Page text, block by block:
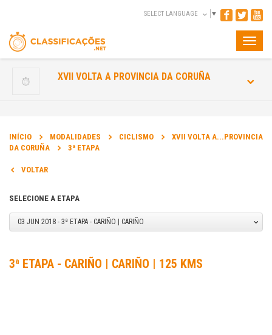
Toggle
SELECT LANGUAGE ▼
XVII VOLTA A PROVINCIA DA CORUÑA
INÍCIO MODALIDADES CICLISMO
XVII VOLTA A...PROVINCIA
DA CORUÑA
3ª ETAPA
VOLTAR
SELECIONE A ETAPA
03 JUN 2018 - 3ª ETAPA - CARIÑO | CARIÑO
3ª ETAPA - CARIÑO | CARIÑO | 125 KMS